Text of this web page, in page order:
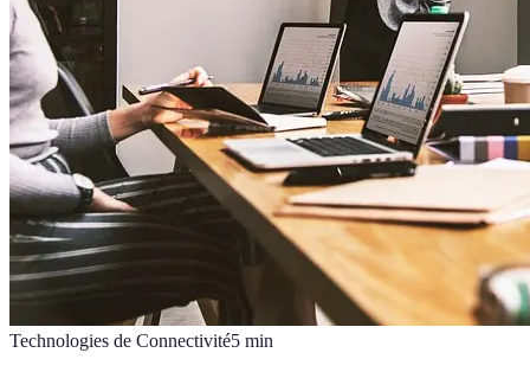
Technologies de Connectivité5 min